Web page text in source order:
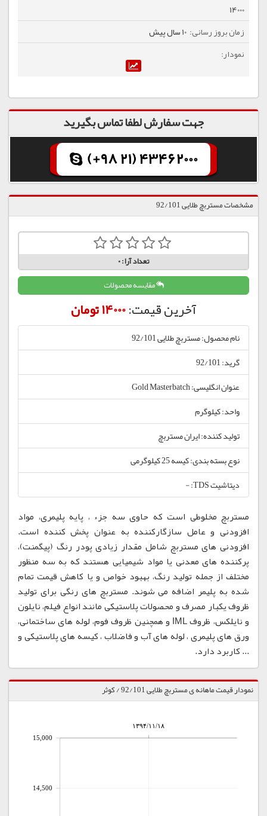
14000
10 سال پیش
جهت سفارش لطفا تماس بگیرید
(+98 21) 43462000
مشخصات مستربچ طلایی 92/101
تعداد آرا:0
مقایسه محصولات
آخرین قیمت:14000 تومان
نام محصول: مستربچ طلایی 92/101
گرید: 92/101
عنوان انگلیسی: Gold Masterbatch
واحد: کیلوگرم
تولید کننده: ایران مستربچ
نوع بسته بندی: کیسه 25 کیلوگرمی
دیتاشیت TDS: -
مستربچ مخلوطی است که حاوی سه جزء ، پایه پلیمری، مواد
افزودنی و عامل سازگارکننده به عنوان پخش کننده است.
افزودنی های مستربچ شامل مقدار زیادی پودر رنگ (پیگمنت)،
پرکننده های معدنی یا مواد شیمیایی هستند که به سه منظور
مختلف از جمله تولید رنگ، بهبود خواص و یا کاهش قیمت تمام
شده به پلیمر اضافه می شوند. مستربچ های رنگی برای تولید
ظروف یکبار مصرف و محصولات پلاستیکی مانند انواع فیلم، نایلون
و نایلکس، ظروف IML و همچنین ظروف فوم، لوله های ساختمانی،
ورق های پلیمری ، لوله های آب و فاضلاب ، کیسه های پلاستیکی و
... کاربرد دارد.
نمودار قیمت ماهانه ی مستربچ طلایی 92/101 / کوثر
۱۳۹۴/۱۱/۱۸
14,500
15,000